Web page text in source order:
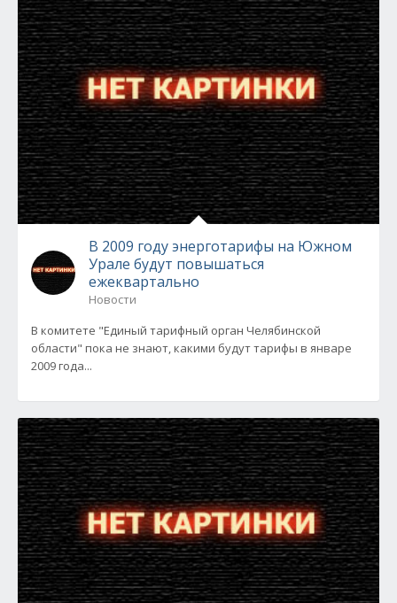
В 2009 году энерготарифы на Южном
Урале будут повышаться
ежеквартально
Новости
В комитете "Единый тарифный орган Челябинской
области" пока не знают, какими будут тарифы в январе
2009 года...